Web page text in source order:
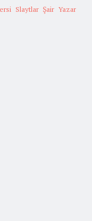
Slaytlar Şair Yazar